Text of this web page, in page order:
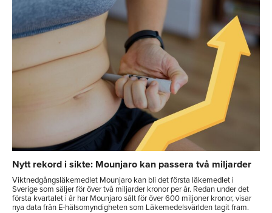
Nytt rekord i sikte: Mounjaro kan passera två miljarder
Viktnedgångsläkemedlet Mounjaro kan bli det första läkemedlet i
Sverige som säljer för över två miljarder kronor per år. Redan under det
första kvartalet i år har Mounjaro sålt för över 600 miljoner kronor, visar
nya data från E-hälsomyndigheten som Läkemedelsvärlden tagit fram.